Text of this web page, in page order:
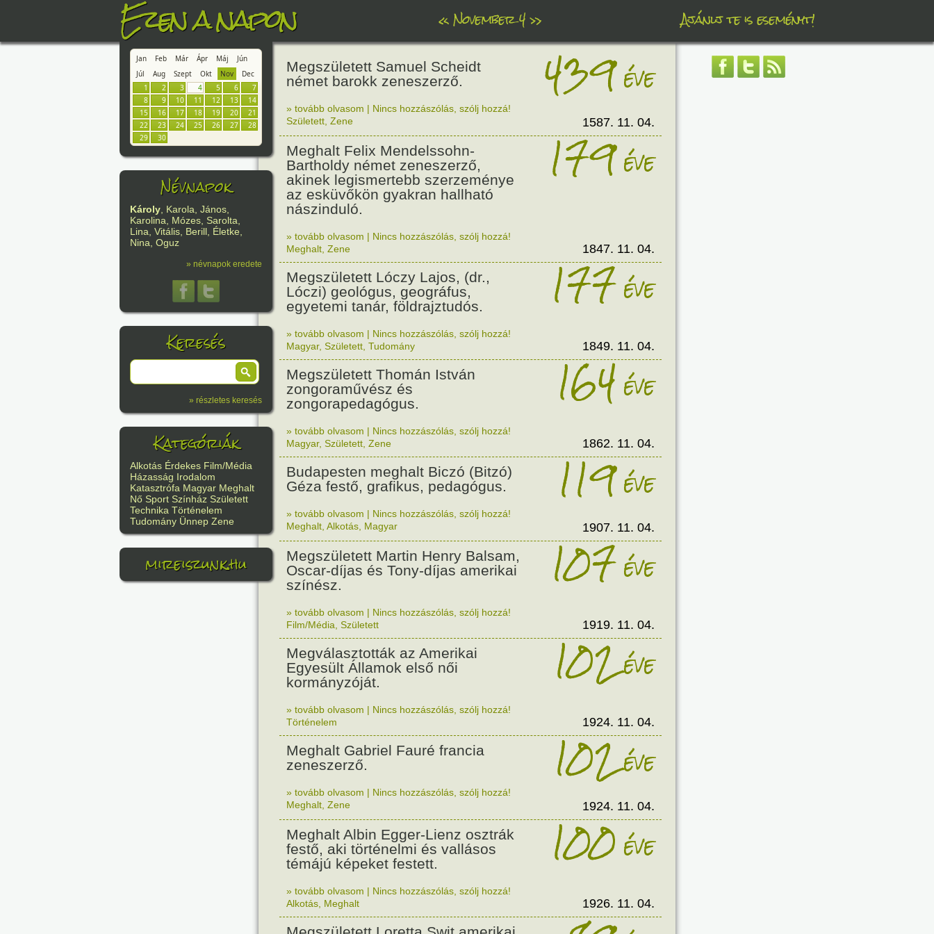
Ezen a napon «November 4» Ajánlj te is eseményt!
Jan Feb Már Ápr Máj
Jún
Júl
Aug Szept Okt Nov
Dec
1
2 3 4 5 6
7
8
9 10 11 12 13
14
15
16 17 18 19 20
21
22
23 24 25 26 27
28
29
30
Névnapok
Károly, Karola, János,
Karolina, Mózes, Sarolta,
Lina, Vitális, Berill, Életke,
Nina, Oguz
» névnapok eredete
Keresés
» részletes keresés
Kategóriák
Alkotás Érdekes Film/Média
Házasság Irodalom
Katasztrófa Magyar Meghalt
Nő Sport Színház Született
Technika Történelem
Tudomány Ünnep Zene
mireiszunk.hu
Megszületett Samuel Scheidt
német barokk zeneszerző.
439éve
» tovább olvasom | Nincs hozzászólás, szólj hozzá!
Született Zene 1587. 11. 04.
Meghalt Felix Mendelssohn-
Bartholdy német zeneszerző,
akinek legismertebb szerzeménye
az esküvőkön gyakran hallható
nászinduló.
179éve
» tovább olvasom | Nincs hozzászólás, szólj hozzá!
Meghalt Zene 1847. 11. 04.
Megszületett Lóczy Lajos, (dr.,
Lóczi) geológus, geográfus,
egyetemi tanár, földrajztudós.
177éve
» tovább olvasom | Nincs hozzászólás, szólj hozzá!
Magyar, Született Tudomány 1849. 11. 04.
Megszületett Thomán István
zongoraművész és
zongorapedagógus.
164éve
» tovább olvasom | Nincs hozzászólás, szólj hozzá!
Magyar, Született Zene 1862. 11. 04.
Budapesten meghalt Biczó (Bitzó)
Géza festő, grafikus, pedagógus.
119éve
» tovább olvasom | Nincs hozzászólás, szólj hozzá!
Meghalt Alkotás Magyar 1907. 11. 04.
Megszületett Martin Henry Balsam,
Oscar-díjas és Tony-díjas amerikai
színész.
107éve
» tovább olvasom | Nincs hozzászólás, szólj hozzá!
Film/Média Született 1919. 11. 04.
Megválasztották az Amerikai
Egyesült Államok első női
kormányzóját.
102éve
» tovább olvasom | Nincs hozzászólás, szólj hozzá!
Történelem
1924. 11. 04.
Meghalt Gabriel Fauré francia
zeneszerző.
102éve
» tovább olvasom | Nincs hozzászólás, szólj hozzá!
Meghalt Zene 1924. 11. 04.
Meghalt Albin Egger-Lienz osztrák
festő, aki történelmi és vallásos
témájú képeket festett.
100éve
» tovább olvasom | Nincs hozzászólás, szólj hozzá!
Alkotás Meghalt 1926. 11. 04.